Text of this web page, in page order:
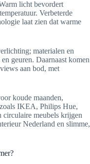
licht bevordert
Verbeterde
laat zien dat warme
materialen en
geuren. Daarnaast komen
aan bod, met
koude maanden,
IKEA, Philips Hue,
meubels krijgen
Nederland en slimme,